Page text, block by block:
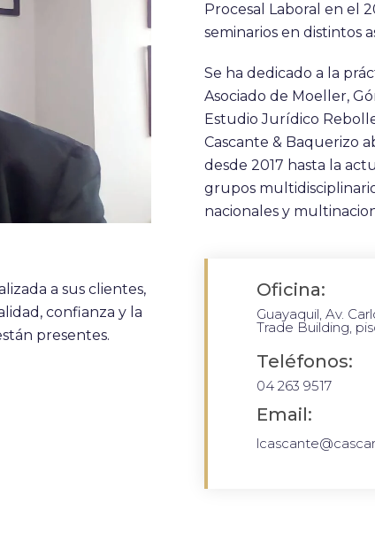
a sus clientes,
confianza y la
presentes.
Procesal Laboral en el
seminarios en distintos
Se ha dedicado a la
Asociado de Moeller,
Estudio Jurídico
Cascante & Baquerizo
desde 2017 hasta la
grupos
nacionales y
Oficina:
Guayaquil, Av.
Trade Building,
Teléfonos:
04 263 9517
Email: